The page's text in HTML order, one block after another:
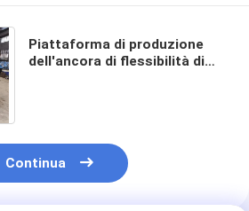
Piattaforma di produzione
dell'ancora di flessibilità di
Continua